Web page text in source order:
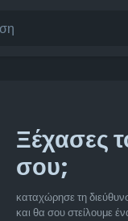
Ξέχασες
σου;
καταχώρησε τη
και θα σου στείλουμε